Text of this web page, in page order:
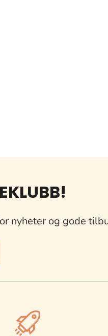
nyheter og gode